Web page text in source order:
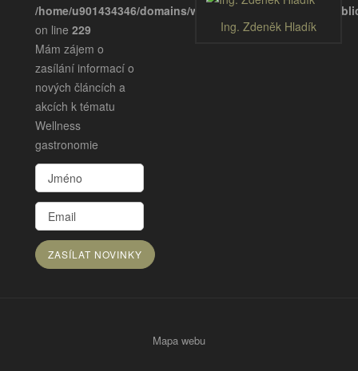
/home/u901434346/domains/wellnessgastronomie.eu/
on line 229
Mám zájem o
zasílání informací o
nových článcích a
akcích k tématu
Wellness
gastronomie
Ing. Zdeněk Hladík
Mapa webu